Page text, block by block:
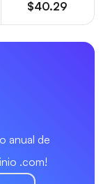
$40.29
anual de
.com!